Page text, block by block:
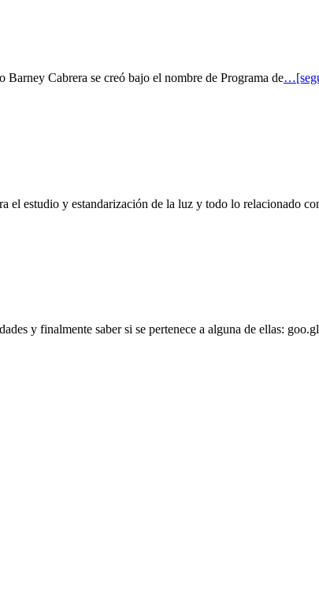
Cabrera se creó bajo el nombre de Programa de
estudio y estandarización de la luz y todo lo relacionado
y finalmente saber si se pertenece a alguna de ellas: